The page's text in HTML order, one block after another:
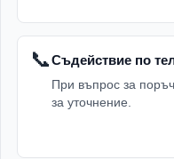
📞Съдействие по
При въпрос за
за уточнение.